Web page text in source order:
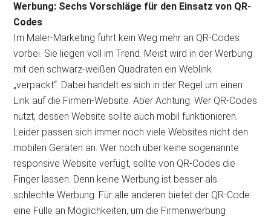
Werbung: Sechs Vorschläge für den Einsatz von QR-
Codes
Im Maler-Marketing führt kein Weg mehr an QR-Codes
vorbei. Sie liegen voll im Trend. Meist wird in der Werbung
mit den schwarz-weißen Quadraten ein Weblink
„verpackt“. Dabei handelt es sich in der Regel um einen
Link auf die Firmen-Website. Aber Achtung: Wer QR-Codes
nutzt, dessen Website sollte auch mobil funktionieren.
Leider passen sich immer noch viele Websites nicht den
mobilen Geräten an. Wer noch über keine sogenannte
responsive Website verfügt, sollte von QR-Codes die
Finger lassen. Denn keine Werbung ist besser als
schlechte Werbung. Für alle anderen bietet der QR-Code
eine Fülle an Möglichkeiten, um die Firmenwerbung